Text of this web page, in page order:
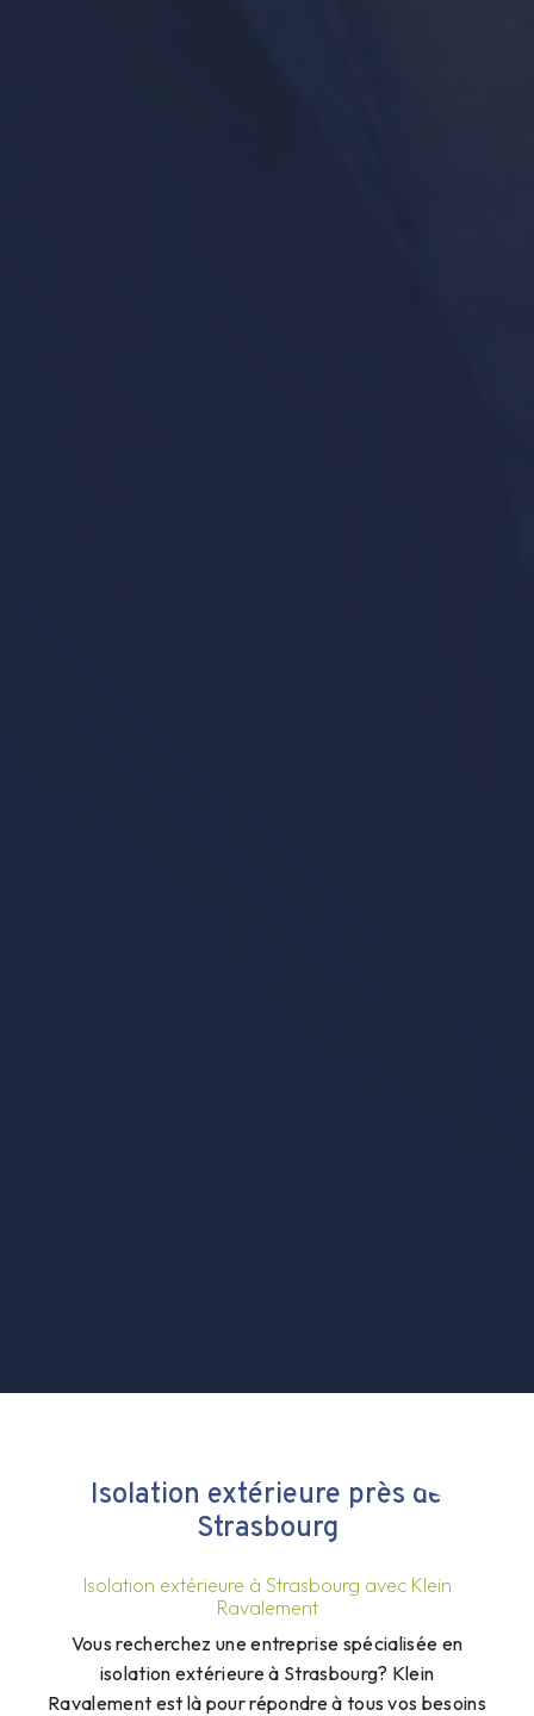
Isolation extérieure près de
Strasbourg
Isolation extérieure à Strasbourg avec Klein
Ravalement
Vous recherchez une entreprise spécialisée en
isolation extérieure à Strasbourg? Klein
Ravalement est là pour répondre à tous vos besoins